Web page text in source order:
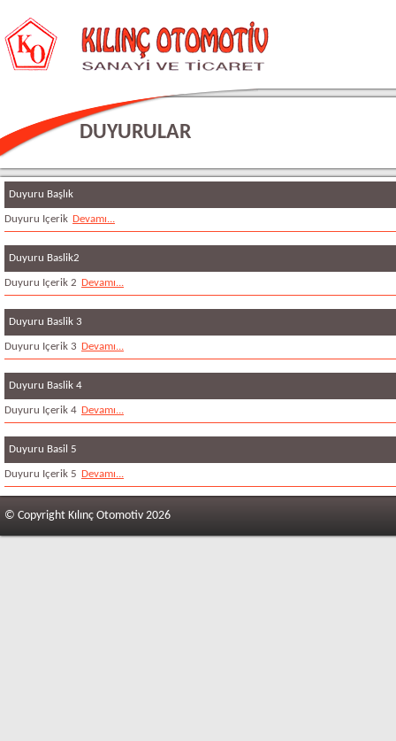
DUYURULAR
Duyuru Başlık
Duyuru Içerik Devamı...
Duyuru Baslik2
Duyuru Içerik 2 Devamı...
Duyuru Baslik 3
Duyuru Içerik 3 Devamı...
Duyuru Baslik 4
Duyuru Içerik 4 Devamı...
Duyuru Basil 5
Duyuru Içerik 5 Devamı...
© Copyright Kılınç Otomotiv 2026